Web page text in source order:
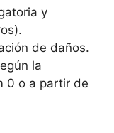
y
de daños.
la
0 o a partir de